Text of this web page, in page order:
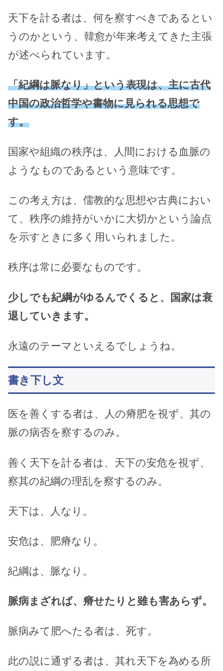
天下を計る者は、何を察すべきであるとい
うのかという、韓愈が年来考えてきた主張
が述べられています。
「紀綱は脈なり」という表現は、主に古代
中国の政治哲学や書物に見られる思想で
す。
国家や組織の秩序は、人間における血脈の
ようなものであるという意味です。
この考え方は、儒教的な思想や古典におい
て、秩序の維持がいかに大切かという論点
を示すときに多く用いられました。
秩序は常に必要なものです。
少しでも紀綱がゆるんでくると、国家は衰
退していきます。
永遠のテーマといえるでしょうね。
書き下し文
医を善くする者は、人の瘠肥を視ず、其の
脈の病否を察するのみ。
善く天下を計る者は、天下の安危を視ず、
察其の紀綱の理乱を察するのみ。
天下は、人なり。
安危は、肥瘠なり。
紀綱は、脈なり。
脈病まざれば、瘠せたりと雖も害あらず。
脈病みて肥へたる者は、死す。
此の説に通ずる者は、其れ天下を為める所